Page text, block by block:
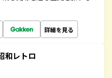
詳細を見る
レトロ